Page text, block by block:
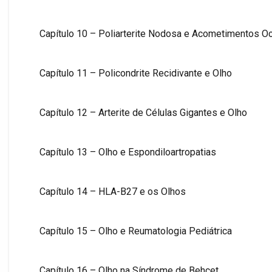
Capítulo 10 – Poliarterite Nodosa e Acometimentos
Capítulo 11 – Policondrite Recidivante e Olho
Capítulo 12 – Arterite de Células Gigantes e Olho
Capítulo 13 – Olho e Espondiloartropatias
Capítulo 14 – HLA-B27 e os Olhos
Capítulo 15 – Olho e Reumatologia Pediátrica